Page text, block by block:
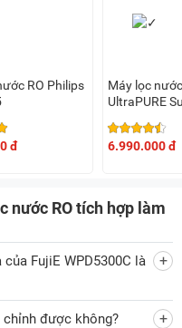
dùng.
lạnh để đáp ứng nhu cầu
người dùng. Sản phẩm
với nhiệt độ từ 90 đến
mì tôm, cháo ăn liền,
bị khóa vòi nước nóng để
dùng.
với nhiệt độ 5 đến 15 độ
RO Philips
đ
Máy lọc
UltraPURE
6.990.000 đ
nước RO tích hợp làm
FujiE WPD5300C là
được không?